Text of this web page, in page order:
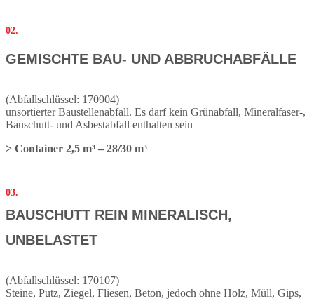
02.
GEMISCHTE BAU- UND ABBRUCHABFÄLLE
(Abfallschlüssel: 170904)
unsortierter Baustellenabfall. Es darf kein Grünabfall, Mineralfaser-,
Bauschutt- und Asbestabfall enthalten sein
> Container 2,5 m³ – 28/30 m³
03.
BAUSCHUTT REIN MINERALISCH,
UNBELASTET
(Abfallschlüssel: 170107)
Steine, Putz, Ziegel, Fliesen, Beton, jedoch ohne Holz, Müll, Gips,